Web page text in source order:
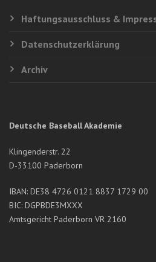
Haftungsausschluss &
Datenschutzerklärung
Archiv
Deutsche Baseball Akademie
Klingenderstr. 22
D-33100 Paderborn
IBAN: DE38 4726 0121 8837 1729 00
BIC: DGPBDE3MXXX
Amtsgericht Paderborn VR 2160